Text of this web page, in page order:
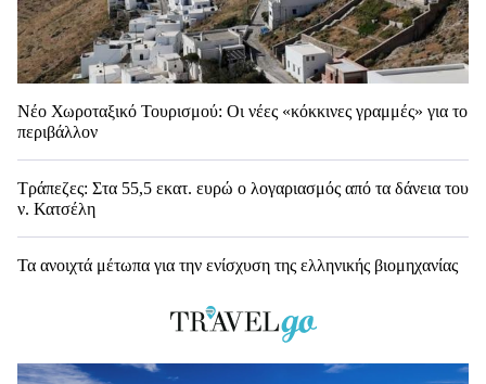
Νέο Χωροταξικό Τουρισμού: Οι νέες «κόκκινες γραμμές» για το
περιβάλλον
Τράπεζες: Στα 55,5 εκατ. ευρώ ο λογαριασμός από τα δάνεια του
ν. Κατσέλη
Τα ανοιχτά μέτωπα για την ενίσχυση της ελληνικής βιομηχανίας